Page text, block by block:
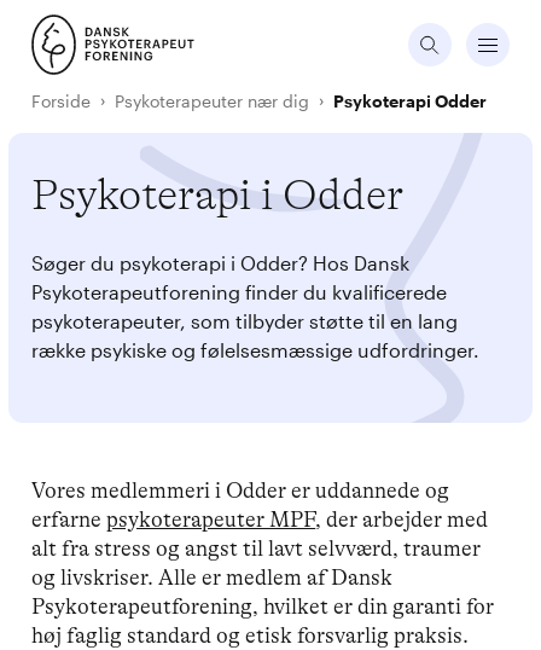
Forside Psykoterapeuter nær dig Psykoterapi Odder
Psykoterapi i Odder
Søger du psykoterapi i Odder? Hos Dansk
Psykoterapeutforening finder du kvalificerede
psykoterapeuter, som tilbyder støtte til en lang
række psykiske og følelsesmæssige udfordringer.
Vores medlemmeri i Odder er uddannede og
erfarnepsykoterapeuter MPF, der arbejder med
alt fra stress og angst til lavt selvværd, traumer
og livskriser. Alle er medlem af Dansk
Psykoterapeutforening, hvilket er din garanti for
høj faglig standard og etisk forsvarlig praksis.